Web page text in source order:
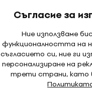
Съгласие за
Ние използваме
функционалността на
съгласието си, ние ги
персонализиране на
трети страни, като